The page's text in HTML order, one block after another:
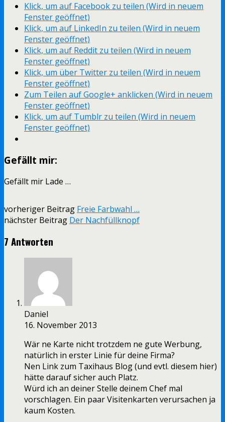
Klick, um auf Facebook zu teilen (Wird in neuem
Fenster geöffnet)
Klick, um auf LinkedIn zu teilen (Wird in neuem
Fenster geöffnet)
Klick, um auf Reddit zu teilen (Wird in neuem
Fenster geöffnet)
Klick, um über Twitter zu teilen (Wird in neuem
Fenster geöffnet)
Zum Teilen auf Google+ anklicken (Wird in neuem
Fenster geöffnet)
Klick, um auf Tumblr zu teilen (Wird in neuem
Fenster geöffnet)
Gefällt mir:
Gefällt mir Lade …
vorheriger Beitrag Freie Farbwahl …
nächster Beitrag Der Nachfüllknopf
7 Antworten
Daniel
16. November 2013
Wär ne Karte nicht trotzdem ne gute Werbung,
natürlich in erster Linie für deine Firma?
Nen Link zum Taxihaus Blog (und evtl. diesem hier)
hätte darauf sicher auch Platz.
Würd ich an deiner Stelle deinem Chef mal
vorschlagen. Ein paar Visitenkarten verursachen ja
kaum Kosten.